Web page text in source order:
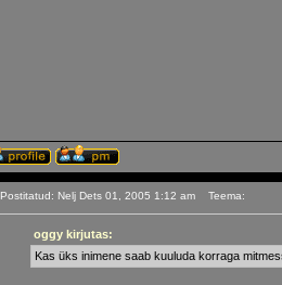
Postitatud: Nelj Dets 01, 2005 1:12 am Teema:
oggy kirjutas:
Kas üks inimene saab kuuluda korraga